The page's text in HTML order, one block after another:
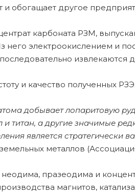
и обогащает другое
карбоната РЗМ,
него электроокислением и
и качество полученных РЗЭ.
добывает лопаритовую
титан, а другие значимые
является
металлов
празеодима и
магнитов,